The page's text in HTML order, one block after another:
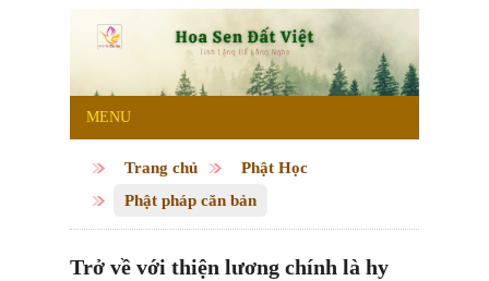
MENU
Trang chủ
Phật Học
Phật pháp căn bản
Trở về với thiện lương chính là hy